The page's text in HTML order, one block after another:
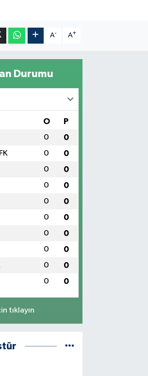
A- A+
Durumu
O P
0 0
0 0
0 0
0 0
0 0
0 0
0 0
0 0
0 0
0 0
tıklayın